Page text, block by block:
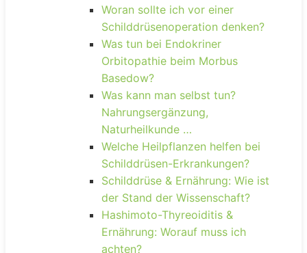
Woran sollte ich vor einer
Schilddrüsenoperation denken?
Was tun bei Endokriner
Orbitopathie beim Morbus
Basedow?
Was kann man selbst tun?
Nahrungsergänzung,
Naturheilkunde …
Welche Heilpflanzen helfen bei
Schilddrüsen-Erkrankungen?
Schilddrüse & Ernährung: Wie ist
der Stand der Wissenschaft?
Hashimoto-Thyreoiditis &
Ernährung: Worauf muss ich
achten?